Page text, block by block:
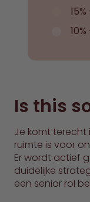
Is this
Je komt terecht
ruimte is voor
Er wordt actief
duidelijke
een senior rol